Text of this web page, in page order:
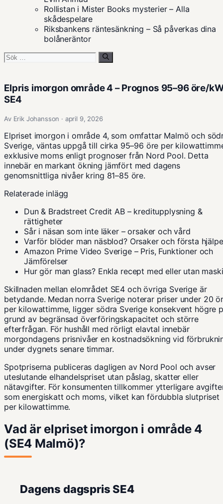
Rollistan i Mister Books mysterier – Alla
skådespelare
Riksbankens räntesänkning – Så påverkas dina
bolåneräntor
Sök
Elpris imorgon område 4 – Prognos 95–96 öre/
SE4
Av Erik Johansson · april 9, 2026
Elpriset imorgon i område 4, som omfattar Malmö och
Sverige, väntas uppgå till cirka 95–96 öre per
exklusive moms enligt prognoser från Nord Pool. Detta
innebär en markant ökning jämfört med dagens
genomsnittliga nivåer kring 81–85 öre.
Relaterade inlägg
Dun & Bradstreet Credit AB – kreditupplysning &
rättigheter
Sår i näsan som inte läker – orsaker och vård
Varför blöder man näsblod? Orsaker och första
Amazon Prime Video Sverige – Pris, Funktioner och
Jämförelser
Hur gör man glass? Enkla recept med eller utan
Skillnaden mellan elområdet SE4 och övriga Sverige är
betydande. Medan norra Sverige noterar priser under 20
per kilowattimme, ligger södra Sverige konsekvent högre
grund av begränsad överföringskapacitet och större
efterfrågan. För hushåll med rörligt elavtal innebär
morgondagens prisnivåer en kostnadsökning vid
under dygnets senare timmar.
Spotpriserna publiceras dagligen av Nord Pool och avser
uteslutande elhandelspriset utan påslag, skatter eller
nätavgifter. För konsumenten tillkommer ytterligare
som energiskatt och moms, vilket kan fördubbla slutpriset
per kilowattimme.
Vad är elpriset imorgon i område 4
(SE4 Malmö)?
Dagens dagspris SE4